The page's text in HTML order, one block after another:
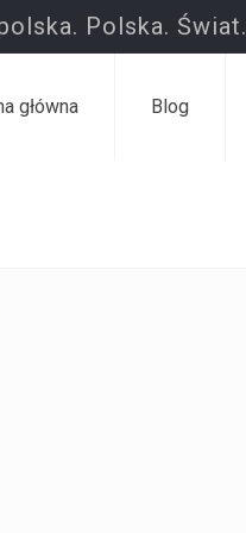
Polska. Świat.
główna Blog